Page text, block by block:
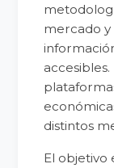
mercado y
distintos
El objetivo